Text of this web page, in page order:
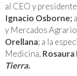
al CEO y
Ignacio Osborne;
y Mercados
Orellana; a la
Medicina, Rosaura
Tierra.